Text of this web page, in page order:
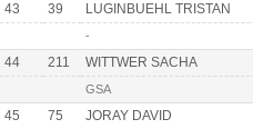
43 39 LUGINBUEHL TRISTAN
-
44 211 WITTWER SACHA
GSA
45 75 JORAY DAVID